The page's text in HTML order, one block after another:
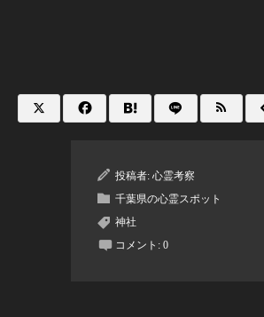
投稿者: 心霊考察
千葉県の心霊スポット
神社
コメント: 0